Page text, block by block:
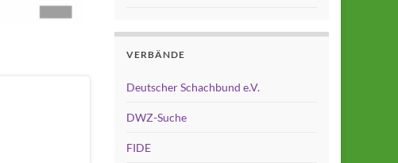
VERBÄNDE
Deutscher Schachbund e.V.
DWZ-Suche
FIDE